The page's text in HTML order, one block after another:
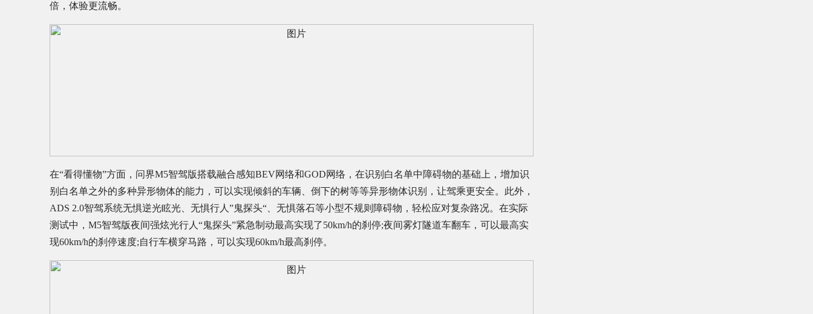
倍，体验更流畅。
在“看得懂物”方面，问界M5智驾版搭载融合感知BEV网络和GOD网络，在识别白名单中障碍物的基础上，增加识
别白名单之外的多种异形物体的能力，可以实现倾斜的车辆、倒下的树等等异形物体识别，让驾乘更安全。此外，
ADS 2.0智驾系统无惧逆光眩光、无惧行人”鬼探头“、无惧落石等小型不规则障碍物，轻松应对复杂路况。在实际
测试中，M5智驾版夜间强炫光行人“鬼探头”紧急制动最高实现了50km/h的刹停;夜间雾灯隧道车翻车，可以最高实
现60km/h的刹停速度;自行车横穿马路，可以实现60km/h最高刹停。